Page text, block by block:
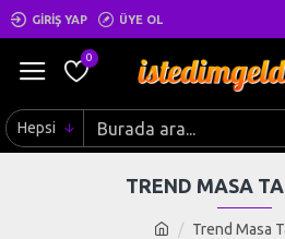
GIRIŞ YAP ÜYE OL
0
Hepsi
Trend Masa
TREND MASA